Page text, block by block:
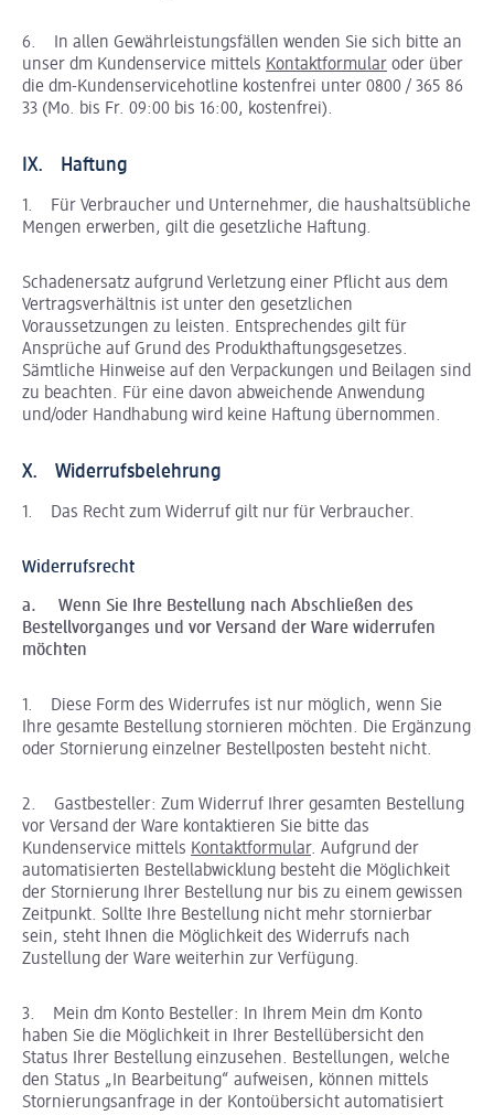
6. In allen Gewährleistungsfällen wenden Sie sich bitte an
unser dm Kundenservice mittels Kontaktformular oder über
die dm-Kundenservicehotline kostenfrei unter 0800 / 365 86
33 (Mo. bis Fr. 09:00 bis 16:00, kostenfrei).
IX. Haftung
1. Für Verbraucher und Unternehmer, die haushaltsübliche
Mengen erwerben, gilt die gesetzliche Haftung.
Schadenersatz aufgrund Verletzung einer Pflicht aus dem
Vertragsverhältnis ist unter den gesetzlichen
Voraussetzungen zu leisten. Entsprechendes gilt für
Ansprüche auf Grund des Produkthaftungsgesetzes.
Sämtliche Hinweise auf den Verpackungen und Beilagen sind
zu beachten. Für eine davon abweichende Anwendung
und/oder Handhabung wird keine Haftung übernommen.
X. Widerrufsbelehrung
1. Das Recht zum Widerruf gilt nur für Verbraucher.
Widerrufsrecht
a. Wenn Sie Ihre Bestellung nach Abschließen des
Bestellvorganges und vor Versand der Ware widerrufen
möchten
1. Diese Form des Widerrufes ist nur möglich, wenn Sie
Ihre gesamte Bestellung stornieren möchten. Die Ergänzung
oder Stornierung einzelner Bestellposten besteht nicht.
2. Gastbesteller: Zum Widerruf Ihrer gesamten Bestellung
vor Versand der Ware kontaktieren Sie bitte das
Kundenservice mittels Kontaktformular. Aufgrund der
automatisierten Bestellabwicklung besteht die Möglichkeit
der Stornierung Ihrer Bestellung nur bis zu einem gewissen
Zeitpunkt. Sollte Ihre Bestellung nicht mehr stornierbar
sein, steht Ihnen die Möglichkeit des Widerrufs nach
Zustellung der Ware weiterhin zur Verfügung.
3. Mein dm Konto Besteller: In Ihrem Mein dm Konto
haben Sie die Möglichkeit in Ihrer Bestellübersicht den
Status Ihrer Bestellung einzusehen. Bestellungen, welche
den Status „In Bearbeitung“ aufweisen, können mittels
Stornierungsanfrage in der Kontoübersicht automatisiert